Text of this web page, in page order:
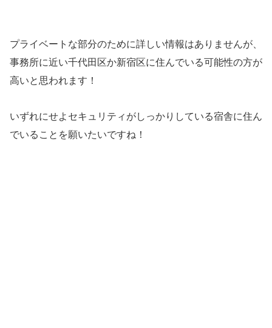
プライベートな部分のために詳しい情報はありませんが、
事務所に近い千代田区か新宿区に住んでいる可能性の方が
高いと思われます！
いずれにせよセキュリティがしっかりしている宿舎に住ん
でいることを願いたいですね！